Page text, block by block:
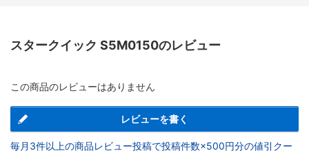
スタークイック S5M0150のレビュー
この商品のレビューはありません
レビューを書く
毎月3件以上の商品レビュー投稿で投稿件数×500円分の値引クー